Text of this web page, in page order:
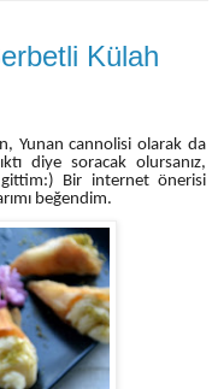
Külah
Yunan cannolisi olarak da
diye soracak olursanız,
gittim:) Bir internet önerisi
beğendim.